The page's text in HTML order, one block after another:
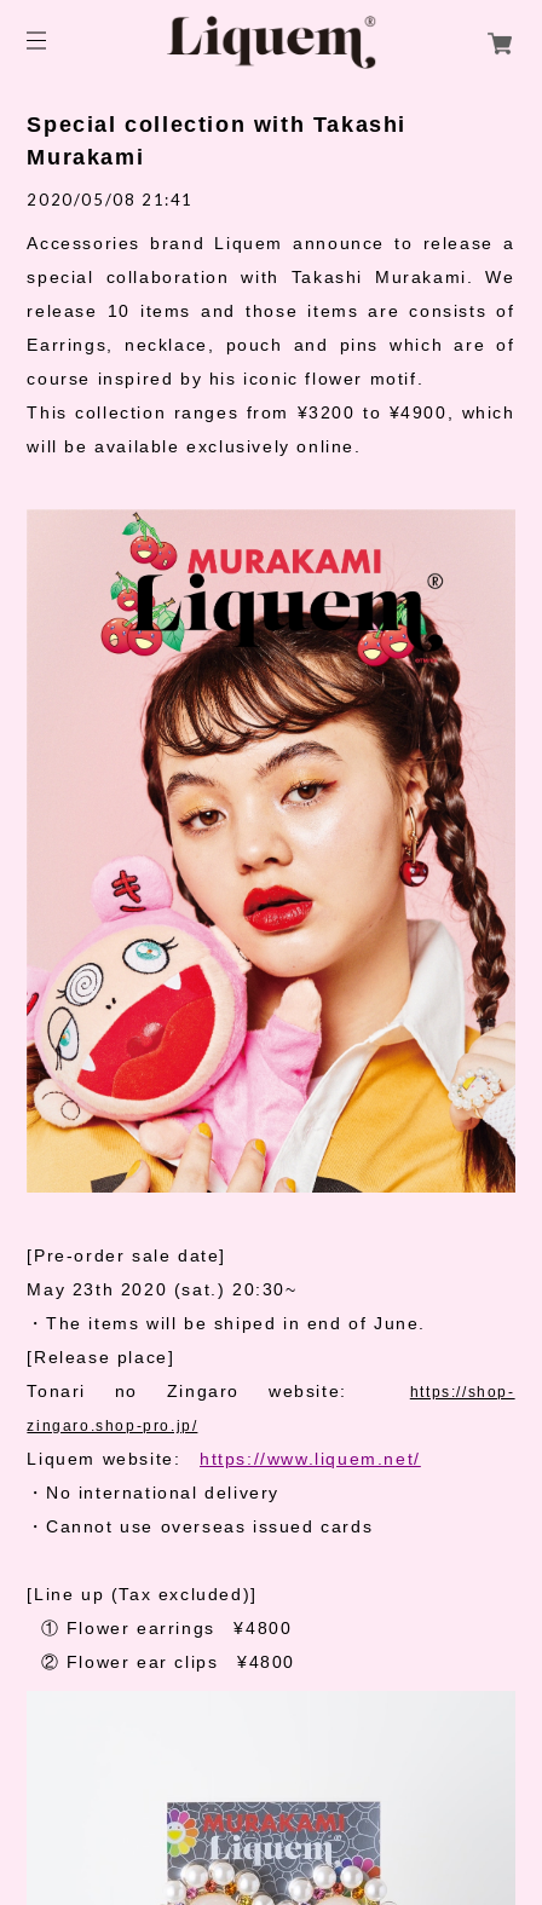
Special collection with Takashi
Murakami
2020/05/08 21:41
Accessories brand Liquem announce to release a
special collaboration with Takashi Murakami. We
release 10 items and those items are consists of
Earrings, necklace, pouch and pins which are of
course inspired by his iconic flower motif.
This collection ranges from ¥3200 to ¥4900, which
will be available exclusively online.
[Pre-order sale date]
May 23th 2020 (sat.) 20:30~
・ The items will be shiped in end of June.
[Release place]
Tonari no Zingaro website:
https://shop-
zingaro.shop-pro.jp/
Liquem website:
https://www.liquem.net/
・ No international delivery
・ Cannot use overseas issued cards
[Line up (Tax excluded)]
① Flower earrings
¥4800
② Flower ear clips ¥4800